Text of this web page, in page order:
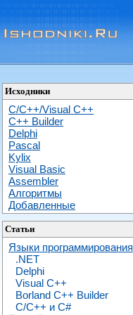
Исходники
C/C++/Visual C++
С++ Builder
Delphi
Pascal
Kylix
Visual Basic
Assembler
Алгоритмы
Добавленные
Статьи
Языки программирования
.NET
Delphi
Visual C++
Borland C++ Builder
C/С++ и C#